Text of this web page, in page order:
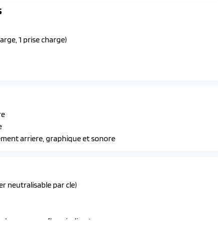
1 prise charge)
berline
sw
arriere, graphique et sonore
neutralisable par cle)
sous -gonflage indirecte